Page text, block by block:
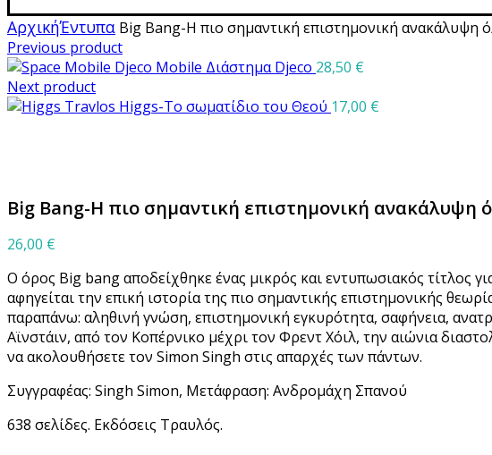
ΑρχικήΈντυπα Big Bang-Η πιο σημαντική επιστημονική ανακάλυψη
Previous product
Mobile Διάστημα Djeco 28,50 €
Next product
Higgs-Το σωματίδιο του Θεού 17,00 €
Big Bang-Η πιο σημαντική επιστημονική ανακάλυψη
26,00 €
Ο όρος Big bang αποδείχθηκε ένας μικρός και εντυπωσιακός τίτλος
αφηγείται την επική ιστορία της πιο σημαντικής επιστημονικής
παραπάνω: αληθινή γνώση, επιστημονική εγκυρότητα, σαφήνεια,
Αϊνστάιν, από τον Κοπέρνικο μέχρι τον Φρεντ Χόιλ, την αιώνια
να ακολουθήσετε τον Simon Singh στις απαρχές των πάντων.
Συγγραφέας: Singh Simon, Μετάφραση: Ανδρομάχη Σπανού
638 σελίδες. Εκδόσεις Τραυλός.